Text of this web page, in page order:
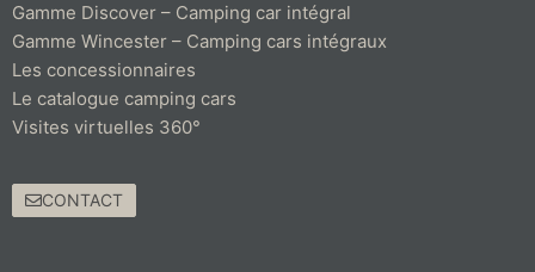
Gamme Discover – Camping car intégral
Gamme Wincester – Camping cars intégraux
Les concessionnaires
Le catalogue camping cars
Visites virtuelles 360°
CONTACT